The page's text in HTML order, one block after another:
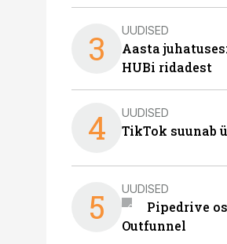
3 UUDISED
Aasta
HUBi ridadest
4 UUDISED
TikTok suunab
5 UUDISED
Pipedrive
Outfunnel